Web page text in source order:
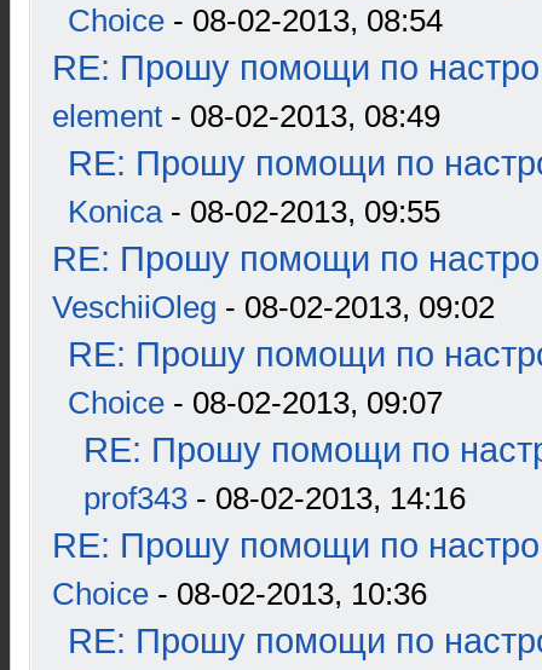
Choice - 08-02-2013, 08:54
RE: Прошу помощи по
element - 08-02-2013, 08:49
RE: Прошу помощи по
Konica- 08-02-2013, 09:55
RE: Прошу помощи по
VeschiiOleg - 08-02-2013, 09:02
RE: Прошу помощи по
Choice - 08-02-2013, 09:07
RE: Прошу помощи по
prof343 - 08-02-2013, 14:16
RE: Прошу помощи по
Choice - 08-02-2013, 10:36
RE: Прошу помощи по